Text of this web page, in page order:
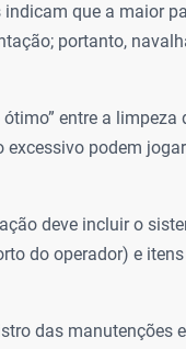
que a maior
portanto,
entre a limpeza
podem
deve incluir o
do operador) e
das manutenções